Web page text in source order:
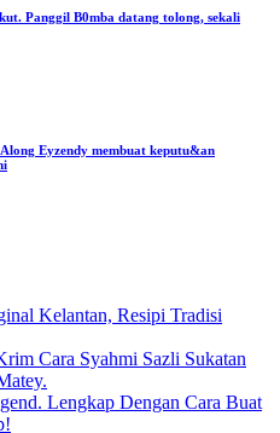
Panggil B0mba datang tolong, sekali
Eyzendy membuat keputu&an
Kelantan, Resipi Tradisi
Cara Syahmi Sazli Sukatan
Lengkap Dengan Cara Buat